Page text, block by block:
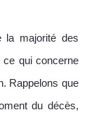
la majorité des
ce qui concerne
Rappelons que
du décès,